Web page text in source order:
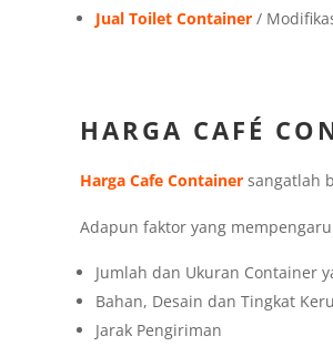
Jual Toilet Container/
HARGA CAFÉ
Harga Cafe Containersangatlah
Adapun faktor yang
Jumlah dan Ukuran Container
Bahan, Desain dan Tingkat
Jarak Pengiriman